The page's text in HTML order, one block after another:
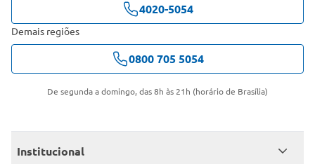
4020-5054
Demais regiões
0800 705 5054
De segunda a domingo, das 8h às 21h (horário de Brasília)
Institucional